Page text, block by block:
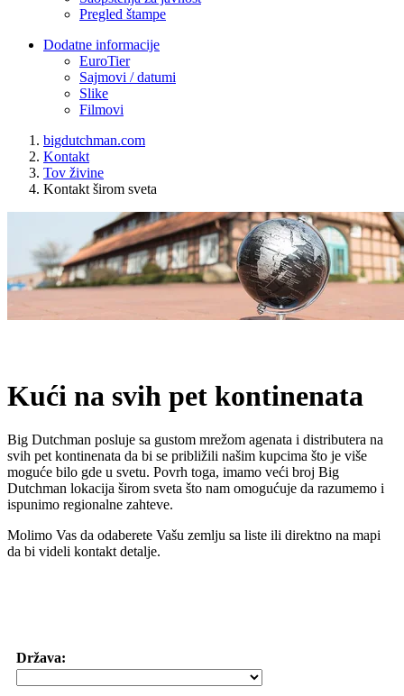
Pregled štampe
Dodatne informacije
EuroTier
Sajmovi / datumi
Slike
Filmovi
bigdutchman.com
Kontakt
Tov živine
Kontakt širom sveta
Kući na svih pet kontinenata
Big Dutchman posluje sa gustom mrežom agenata i distributera na
svih pet kontinenata da bi se približili našim kupcima što je više
moguće bilo gde u svetu. Povrh toga, imamo veći broj Big
Dutchman lokacija širom sveta što nam omogućuje da razumemo i
ispunimo regionalne zahteve.
Molimo Vas da odaberete Vašu zemlju sa liste ili direktno na mapi
da bi videli kontakt detalje.
Država: